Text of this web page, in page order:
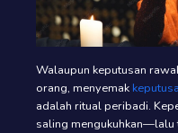
Walaupun keputusan
orang, menyemak
adalah ritual peribadi.
saling mengukuhkan—lalu